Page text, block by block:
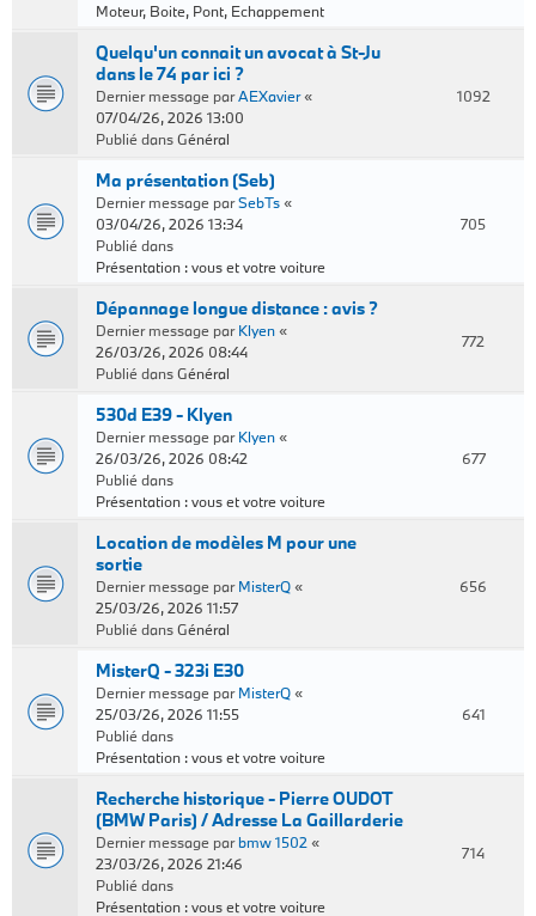
Moteur, Boite, Pont, Echappement
Quelqu'un connait un avocat à St-Ju
dans le 74 par ici ?
Dernier message parAEXavier«
07/04/26, 2026 13:00
Publié dansGénéral
1092
Ma présentation (Seb)
Dernier message parSebTs«
03/04/26, 2026 13:34
Publié dans
Présentation : vous et votre voiture
705
Dépannage longue distance : avis ?
Dernier message parKlyen«
26/03/26, 2026 08:44
Publié dansGénéral
772
530d E39 - Klyen
Dernier message parKlyen«
26/03/26, 2026 08:42
Publié dans
Présentation : vous et votre voiture
677
Location de modèles M pour une
sortie
Dernier message parMisterQ«
25/03/26, 2026 11:57
Publié dansGénéral
656
MisterQ - 323i E30
Dernier message parMisterQ«
25/03/26, 2026 11:55
Publié dans
Présentation : vous et votre voiture
641
Recherche historique - Pierre OUDOT
(BMW Paris) / Adresse La Gaillarderie
Dernier message parbmw 1502 «
23/03/26, 2026 21:46
Publié dans
Présentation : vous et votre voiture
714